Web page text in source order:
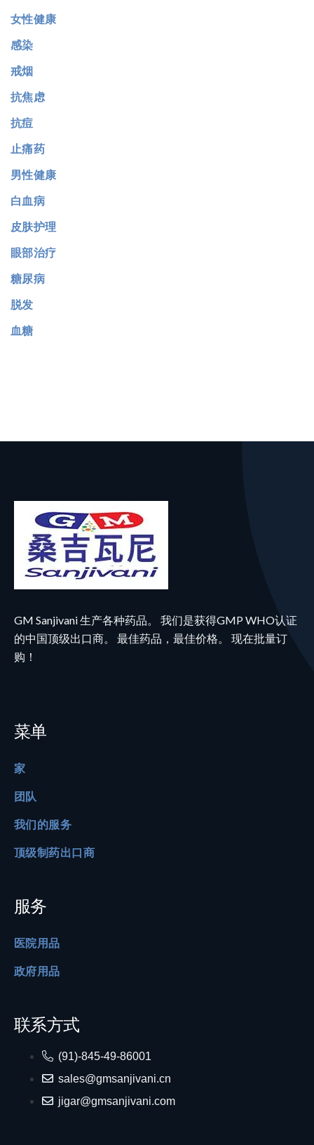
女性健康
感染
戒烟
抗焦虑
抗痘
止痛药
男性健康
白血病
皮肤护理
眼部治疗
糖尿病
脱发
血糖
GM Sanjivani 生产各种药品。 我们是获得GMP WHO认证
的中国顶级出口商。 最佳药品，最佳价格。 现在批量订
购！
菜单
家
团队
我们的服务
顶级制药出口商
服务
医院用品
政府用品
联系方式
(91)-845-49-86001
sales@gmsanjivani.cn
jigar@gmsanjivani.com